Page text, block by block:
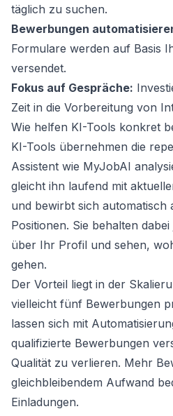
täglich zu suchen.
Bewerbungen
Formulare werden auf Basis
versendet.
Fokus auf Gespräche:
Zeit in die Vorbereitung von
Wie helfen KI-Tools konkret
KI-Tools übernehmen die
Assistent wie MyJobAI
gleicht ihn laufend mit
und bewirbt sich automatisch
Positionen. Sie behalten
über Ihr Profil und sehen,
gehen.
Der Vorteil liegt in der
vielleicht fünf Bewerbungen
lassen sich mit
qualifizierte Bewerbungen
Qualität zu verlieren. Mehr
gleichbleibendem Aufwand
Einladungen.